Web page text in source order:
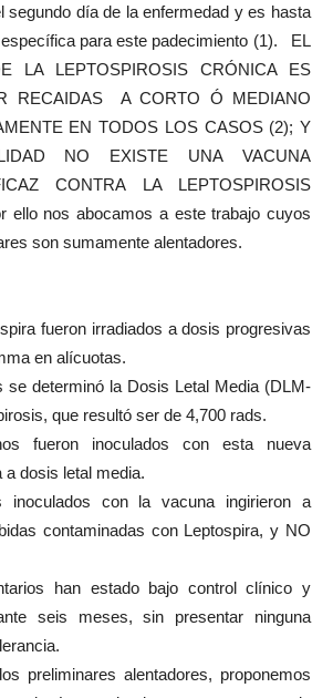
segundo día de la enfermedad y es hasta
para este padecimiento (1). EL
LA LEPTOSPIROSIS CRÓNICA ES
RECAIDAS A CORTO Ó MEDIANO
EN TODOS LOS CASOS (2); Y
NO EXISTE UNA VACUNA
CONTRA LA LEPTOSPIROSIS
ello nos abocamos a este trabajo cuyos
son sumamente alentadores.
fueron irradiados a dosis progresivas
en alícuotas.
se determinó la Dosis Letal Media (DLM-
que resultó ser de 4,700 rads.
fueron inoculados con esta nueva
a dosis letal media.
inoculados con la vacuna ingirieron a
contaminadas con Leptospira, y NO
han estado bajo control clínico y
seis meses, sin presentar ninguna
preliminares alentadores, proponemos